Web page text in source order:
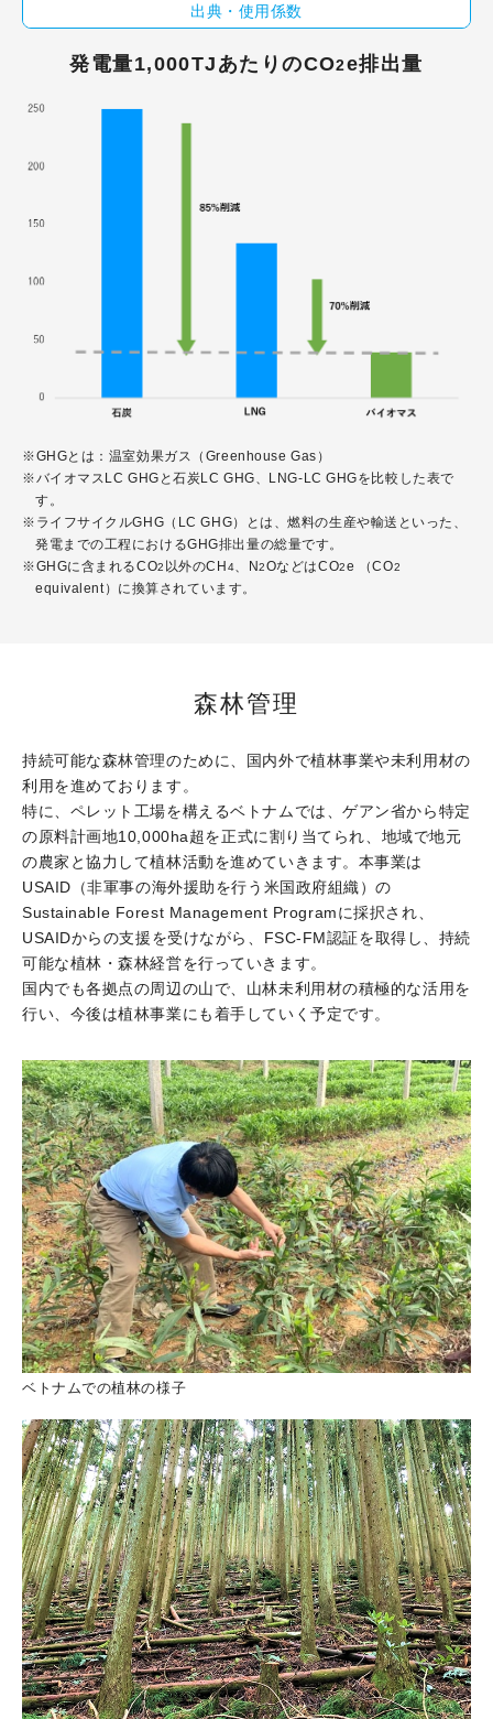
出典・使用係数
発電量1,000TJあたりのCO2e排出量
※GHGとは：温室効果ガス（Greenhouse Gas）
※バイオマスLC GHGと石炭LC GHG、LNG-LC GHGを比較した表で
す。
※ライフサイクルGHG（LC GHG）とは、燃料の生産や輸送といった、
発電までの工程におけるGHG排出量の総量です。
※GHGに含まれるCO2 以外のCH4 、N2OなどはCO2e （CO2
equivalent）に換算されています。
森林管理
持続可能な森林管理のために、国内外で植林事業や未利用材の
利用を進めております。
特に、ペレット工場を構えるベトナムでは、ゲアン省から特定
の原料計画地10,000ha超を正式に割り当てられ、地域で地元
の農家と協力して植林活動を進めていきます。本事業は
USAID（非軍事の海外援助を行う米国政府組織）の
Sustainable Forest Management Programに採択され、
USAIDからの支援を受けながら、FSC-FM認証を取得し、持続
可能な植林・森林経営を行っていきます。
国内でも各拠点の周辺の山で、山林未利用材の積極的な活用を
行い、今後は植林事業にも着手していく予定です。
ベトナムでの植林の様子